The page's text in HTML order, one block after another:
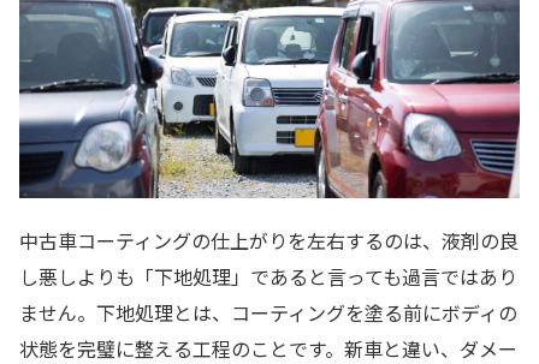
中古車コーティングの仕上がりを左右するのは、液剤の良
し悪しよりも「下地処理」であると言っても過言ではあり
ません。下地処理とは、コーティングを塗る前にボディの
状態を完璧に整える工程のことです。新車と違い、ダメー